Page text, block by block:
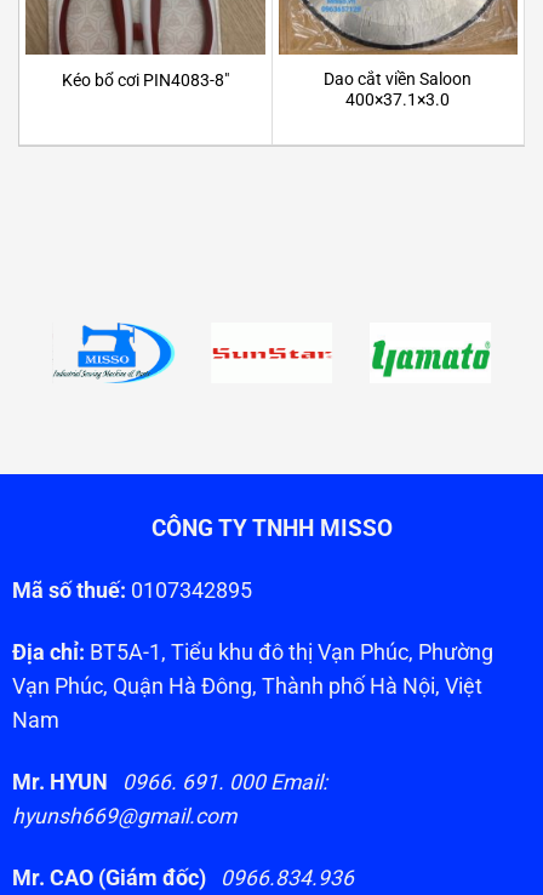
Kéo bổ cơi PIN4083-8″
Dao cắt viền Saloon
400×37.1×3.0
CÔNG TY TNHH MISSO
Mã số thuế: 0107342895
Địa chỉ: BT5A-1, Tiểu khu đô thị Vạn Phúc, Phường
Vạn Phúc, Quận Hà Đông, Thành phố Hà Nội, Việt
Nam
Mr. HYUN
0966. 691. 000 Email:
hyunsh669@gmail.com
Mr. CAO (Giám đốc) 0966.834.936